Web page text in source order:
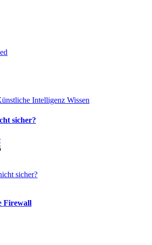
Intelligenz Wissen
sicher?
Firewall